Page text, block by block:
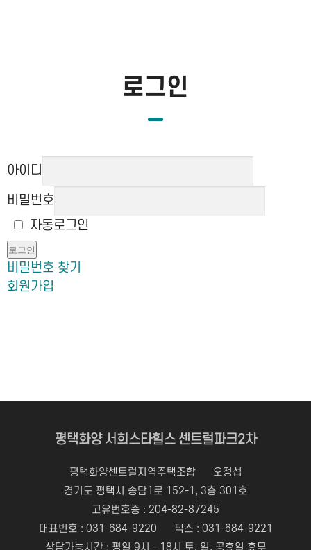
로그인
아이디
비밀번호
자동로그인
로그인
비밀번호 찾기
회원가입
평택화양 서희스타힐스 센트럴파크2차
평택화양센트럴지역주택조합
오정섭
경기도 평택시 송담1로 152-1, 3층 301호
고유번호증 : 204-82-87245
대표번호 : 031-684-9220
팩스 : 031-684-9221
상담가능시간 : 평일 9시 - 18시 토, 일, 공휴일 휴무